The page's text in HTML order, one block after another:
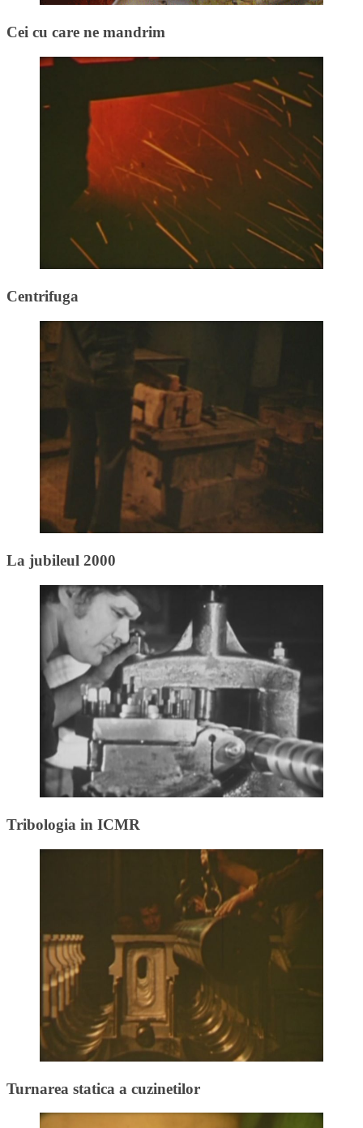
Cei cu care ne mandrim
Centrifuga
La jubileul 2000
Tribologia in ICMR
Turnarea statica a cuzinetilor